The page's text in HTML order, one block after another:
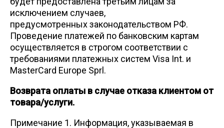
исключением случаев,
предусмотренных законодательством РФ.
Проведение платежей по банковским картам
осуществляется в строгом соответствии с
требованиями платежных систем Visa Int. и
MasterCard Europe Sprl.
Возврата оплаты в случае отказа клиентом от
товара/услуги.
Примечание 1. Информация, указываемая в